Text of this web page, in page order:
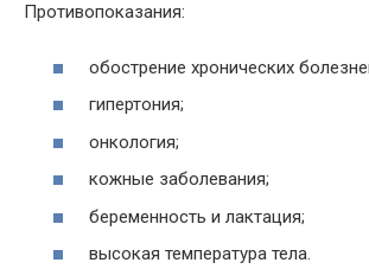
Противопоказания:
обострение хронических
гипертония;
онкология;
кожные заболевания;
беременность и лактация;
высокая температура тела.